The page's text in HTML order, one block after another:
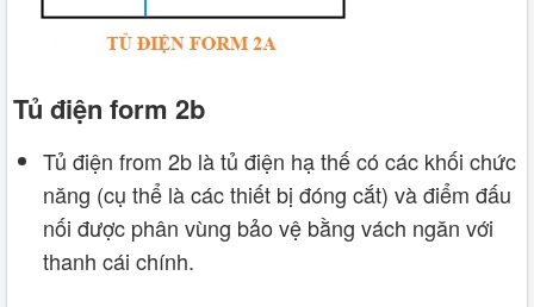
Tủ điện form 2b
Tủ điện from 2b là tủ điện hạ thế có các khối chức
năng (cụ thể là các thiết bị đóng cắt) và điểm đấu
nối được phân vùng bảo vệ bằng vách ngăn với
thanh cái chính.